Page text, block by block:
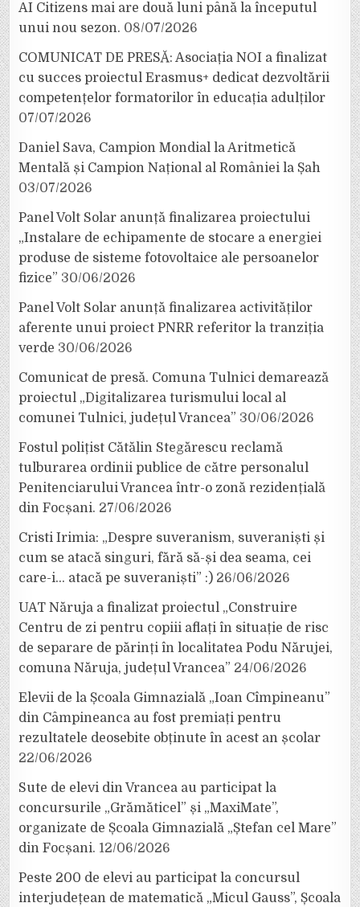
AI Citizens mai are două luni până la începutul
unui nou sezon. 08/07/2026
COMUNICAT DE PRESĂ: Asociația NOI a finalizat
cu succes proiectul Erasmus+ dedicat dezvoltării
competențelor formatorilor în educația adulților
07/07/2026
Daniel Sava, Campion Mondial la Aritmetică
Mentală și Campion Național al României la Șah
03/07/2026
Panel Volt Solar anunță finalizarea proiectului
„Instalare de echipamente de stocare a energiei
produse de sisteme fotovoltaice ale persoanelor
fizice” 30/06/2026
Panel Volt Solar anunță finalizarea activităților
aferente unui proiect PNRR referitor la tranziția
verde 30/06/2026
Comunicat de presă. Comuna Tulnici demarează
proiectul „Digitalizarea turismului local al
comunei Tulnici, județul Vrancea” 30/06/2026
Fostul polițist Cătălin Stegărescu reclamă
tulburarea ordinii publice de către personalul
Penitenciarului Vrancea într-o zonă rezidențială
din Focșani. 27/06/2026
Cristi Irimia: „Despre suveranism, suveraniști și
cum se atacă singuri, fără să-și dea seama, cei
care-i… atacă pe suveraniști” :) 26/06/2026
UAT Năruja a finalizat proiectul „Construire
Centru de zi pentru copiii aflați în situație de risc
de separare de părinți în localitatea Podu Nărujei,
comuna Năruja, județul Vrancea” 24/06/2026
Elevii de la Școala Gimnazială „Ioan Cîmpineanu”
din Câmpineanca au fost premiați pentru
rezultatele deosebite obținute în acest an școlar
22/06/2026
Sute de elevi din Vrancea au participat la
concursurile „Grămăticel” și „MaxiMate”,
organizate de Școala Gimnazială „Ștefan cel Mare”
din Focșani. 12/06/2026
Peste 200 de elevi au participat la concursul
interjudețean de matematică „Micul Gauss”, Școala